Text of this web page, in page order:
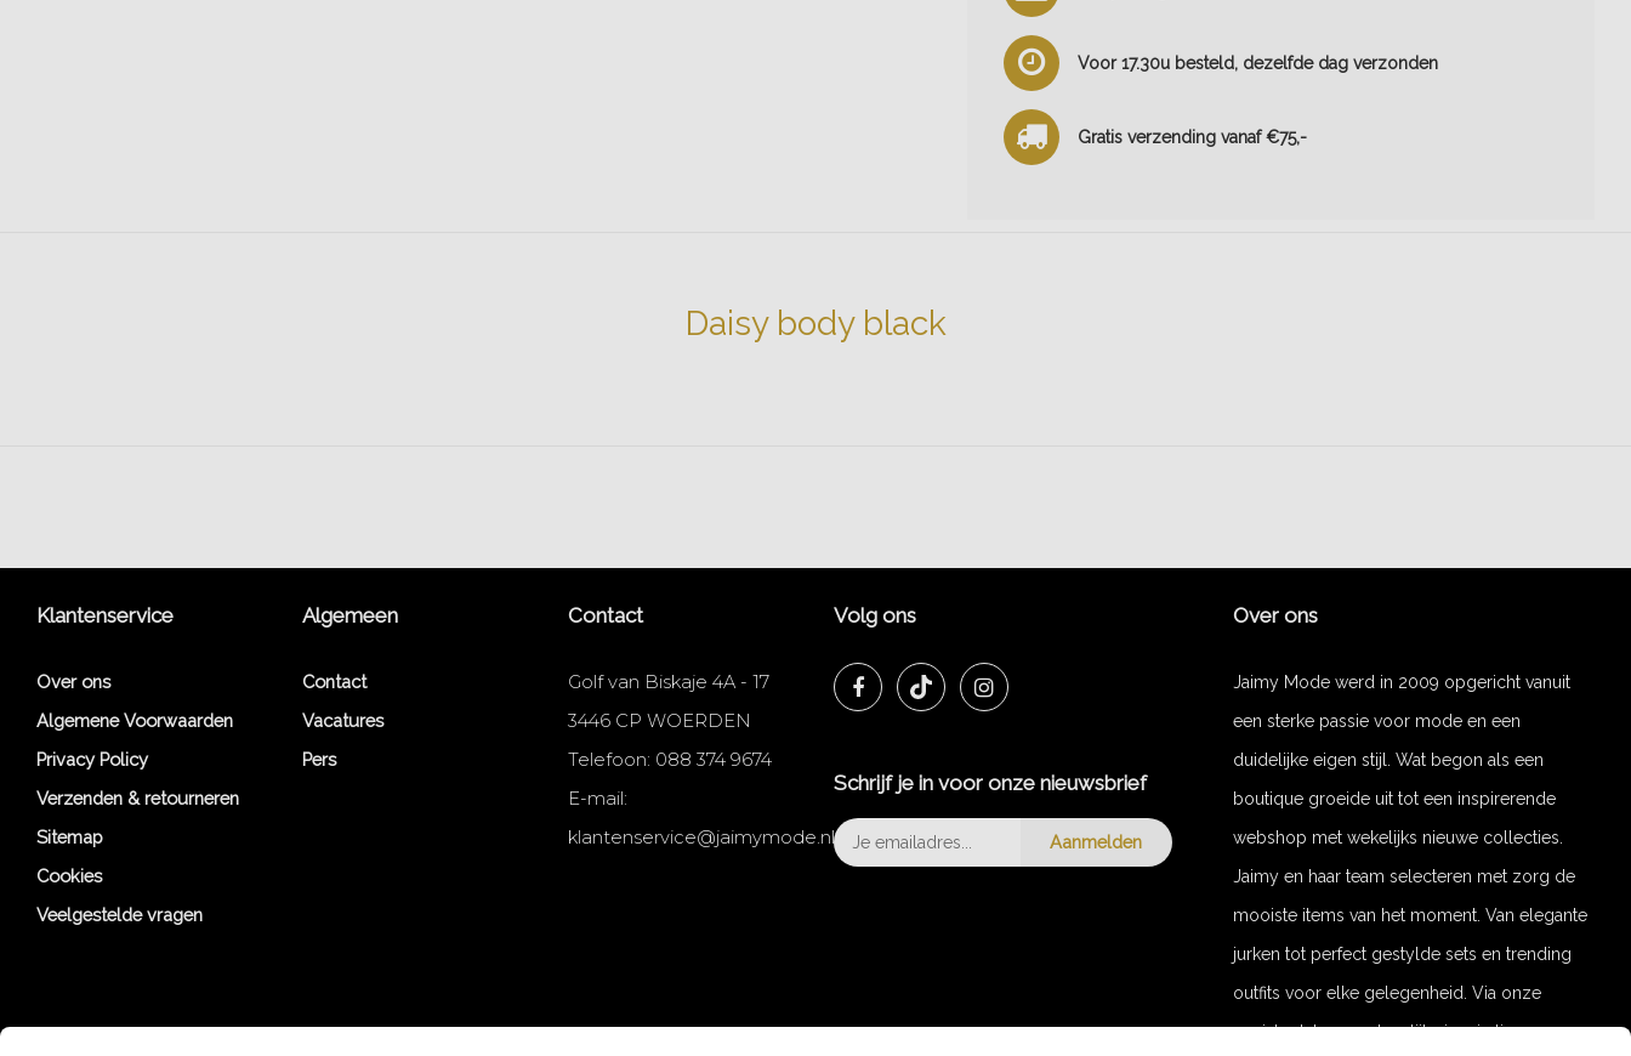
Voor 17.30u besteld, dezelfde dag verzonden
Gratis verzending vanaf €75,-
Daisy body black
Klantenservice
Over ons
Algemene Voorwaarden
Privacy Policy
Verzenden & retourneren
Sitemap
Cookies
Veelgestelde vragen
Algemeen
Contact
Vacatures
Pers
Contact
Golf van Biskaje 4A - 17
3446 CP WOERDEN
Telefoon: 088 374 9674
E-mail:
klantenservice@jaimymode.nl
Volg ons
Schrijf je in voor onze nieuwsbrief
Aanmelden
Over ons
Jaimy Mode werd in 2009 opgericht vanuit
een sterke passie voor mode en een
duidelijke eigen stijl. Wat begon als een
boutique groeide uit tot een inspirerende
webshop met wekelijks nieuwe collecties.
Jaimy en haar team selecteren met zorg de
mooiste items van het moment. Van elegante
jurken tot perfect gestylde sets en trending
outfits voor elke gelegenheid. Via onze
socials delen we dagelijks inspiratie en